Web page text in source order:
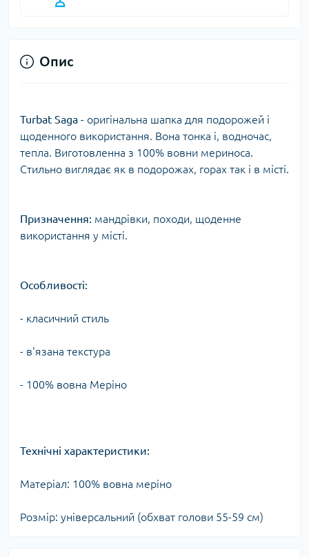
Опис
Turbat Saga - оригінальна шапка для подорожей і
щоденного використання. Вона тонка і, водночас,
тепла. Виготовленна з 100% вовни мериноса.
Стильно виглядає як в подорожах, горах так і в місті.
Призначення: мандрівки, походи, щоденне
використання у місті.
Особливості:
- класичний стиль
- в'язана текстура
- 100% вовна Меріно
Технічні характеристики:
Матеріал: 100% вовна меріно
Розмір: універсальний (обхват голови 55-59 см)